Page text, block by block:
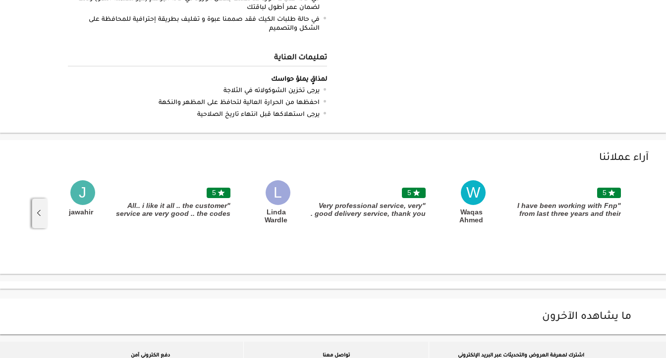
لضمان عمر أطول لباقتك
في حالة طلبات الكيك فقد صممنا عبوة و تغليف بطريقة إحترافية للمحافظة على
الشكل والتصميم
تعليمات العناية
لمذاقٍ يملؤ حواسك
يرجى تخزين الشوكولاته في الثلاجة
احفظها من الحرارة العالية لتحافظ على المظهر والنكهة
يرجى استهلاكها قبل انتهاء تاريخ الصلاحية
آراء عملائنا
W
Waqas
Ahmed
5
"I have been working with Fnp
from last three years and their
L
Linda
Wardle
5
"Very professional service, very
good delivery service, thank you .
J
jawahir
5
"All.. i like it all .. the customer
service are very good .. the codes
ما يشاهده الآخرون
اشترك لمعرفة العروض والتحديثات عبر البريد الإلكتروني تواصل معنا دفع الكتروني آمن